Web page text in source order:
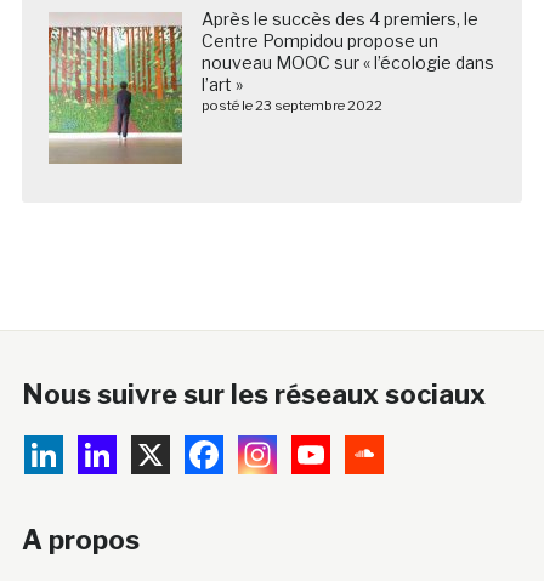
Après le succès des 4 premiers, le
Centre Pompidou propose un
nouveau MOOC sur « l’écologie dans
l’art »
posté le 23 septembre 2022
Nous suivre sur les réseaux sociaux
A propos